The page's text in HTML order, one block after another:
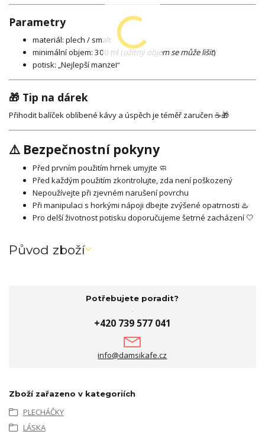
Parametry
materiál: plech / smalt
minimální objem: 300 ml (užitný objem se může lišit)
potisk: „Nejlepší manžel“
🎁 Tip na dárek
Přihodit balíček oblíbené kávy a úspěch je téměř zaručen ☕🎁
⚠️ Bezpečnostní pokyny
Před prvním použitím hrnek umyjte 🧼
Před každým použitím zkontrolujte, zda není poškozený
Nepoužívejte při zjevném narušení povrchu
Při manipulaci s horkými nápoji dbejte zvýšené opatrnosti ♨️
Pro delší životnost potisku doporučujeme šetrné zacházení 🤍
Původ zboží
Potřebujete poradit?
+420 739 577 041
info@damsikafe.cz
Zboží zařazeno v kategoriích
PLECHÁČKY
LÁSKA